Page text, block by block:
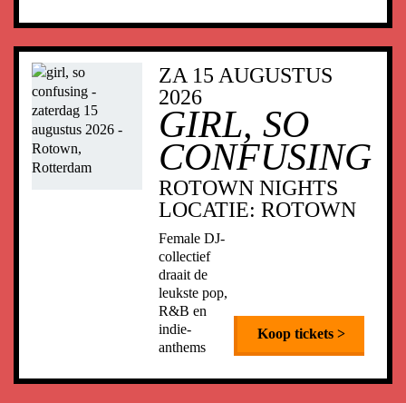
ZA 15 AUGUSTUS
2026
GIRL, SO
CONFUSING
ROTOWN NIGHTS
LOCATIE: ROTOWN
Female DJ-
collectief
draait de
leukste pop,
R&B en
indie-
anthems
Koop tickets >